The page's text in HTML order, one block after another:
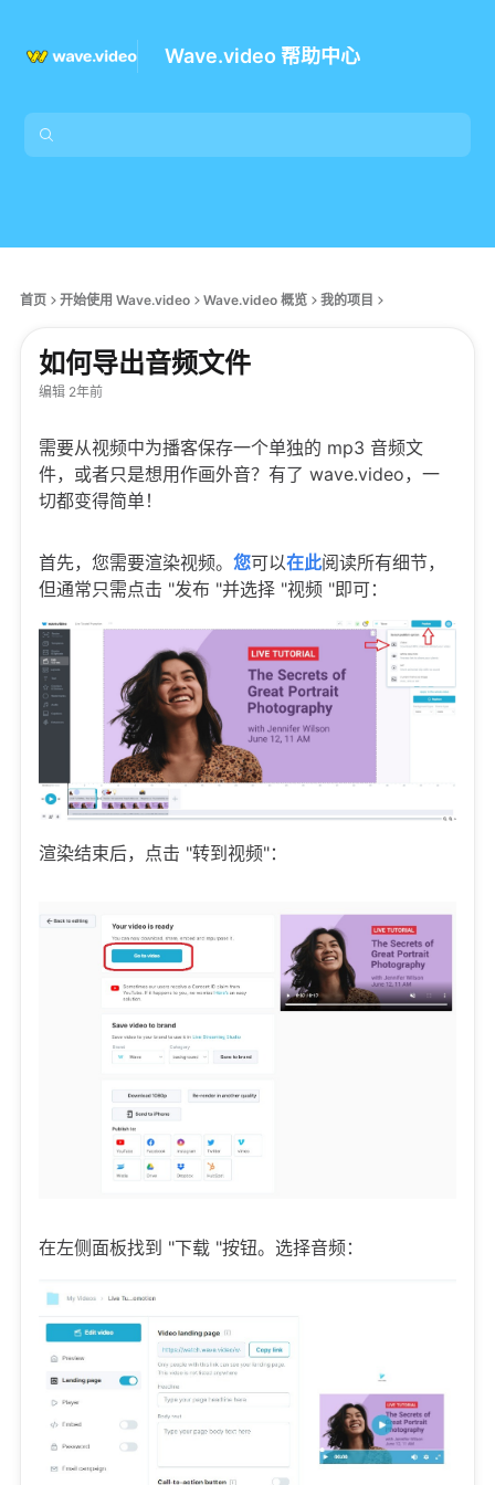
Wave.video 帮助中心
首页 开始使用 Wave.video Wave.video 概览 我的项目
如何导出音频文件
编辑 2年前
需要从视频中为播客保存一个单独的 mp3 音频文
件，或者只是想用作画外音？有了 wave.video，一
切都变得简单！
首先，您需要渲染视频。 您可以在此阅读所有细节，
但通常只需点击 "发布 "并选择 "视频 "即可：
渲染结束后，点击 "转到视频"：
在左侧面板找到 "下载 "按钮。选择音频：